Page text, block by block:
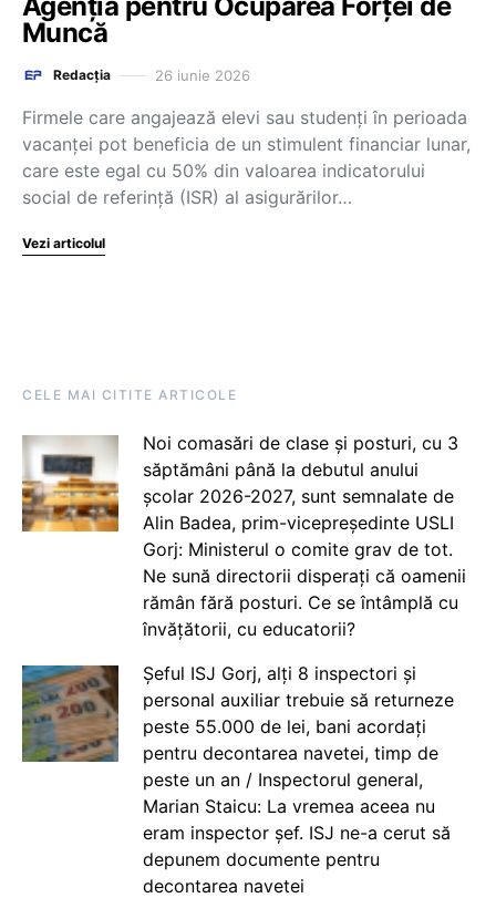
Muncă
Redacția 26 iunie 2026
Firmele care angajează elevi sau studenți în perioada
vacanței pot beneficia de un stimulent financiar lunar,
care este egal cu 50% din valoarea indicatorului
social de referință (ISR) al asigurărilor…
Vezi articolul
CELE MAI CITITE ARTICOLE
Noi comasări de clase și posturi, cu 3
săptămâni până la debutul anului
școlar 2026-2027, sunt semnalate de
Alin Badea, prim-vicepreședinte USLI
Gorj: Ministerul o comite grav de tot.
Ne sună directorii disperați că oamenii
rămân fără posturi. Ce se întâmplă cu
învățătorii, cu educatorii?
Șeful ISJ Gorj, alți 8 inspectori și
personal auxiliar trebuie să returneze
peste 55.000 de lei, bani acordați
pentru decontarea navetei, timp de
peste un an / Inspectorul general,
Marian Staicu: La vremea aceea nu
eram inspector șef. ISJ ne-a cerut să
depunem documente pentru
decontarea navetei